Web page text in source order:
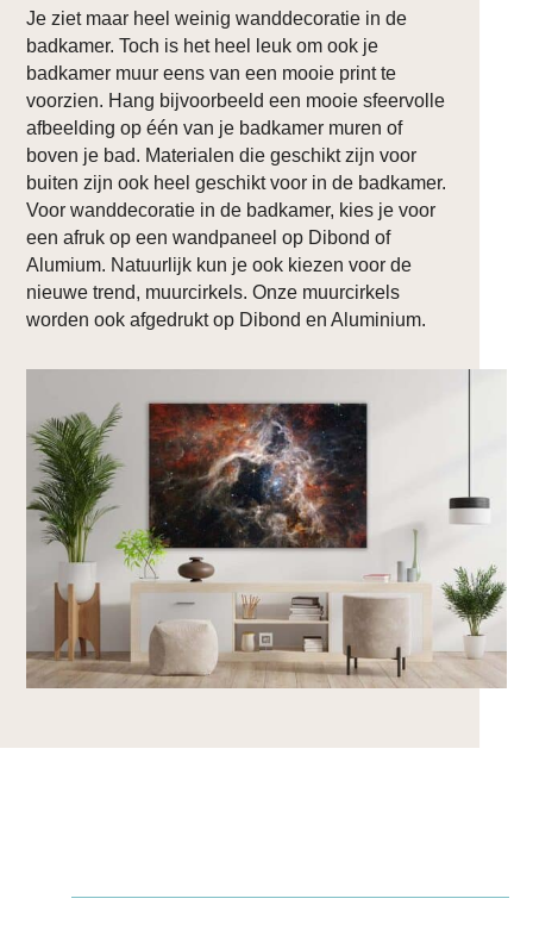
Je ziet maar heel weinig wanddecoratie in de
badkamer. Toch is het heel leuk om ook je
badkamer muur eens van een mooie print te
voorzien. Hang bijvoorbeeld een mooie sfeervolle
afbeelding op één van je badkamer muren of
boven je bad. Materialen die geschikt zijn voor
buiten zijn ook heel geschikt voor in de badkamer.
Voor wanddecoratie in de badkamer, kies je voor
een afruk op een wandpaneel op Dibond of
Alumium. Natuurlijk kun je ook kiezen voor de
nieuwe trend, muurcirkels. Onze muurcirkels
worden ook afgedrukt op Dibond en Aluminium.